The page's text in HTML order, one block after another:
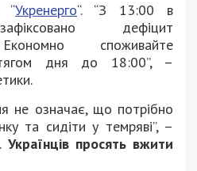
“Укренерго“. “З 13:00 в
дефіцит
споживайте
дня до 18:00”, –
не означає, що потрібно
та сидіти у темряві”, –
Українців просять вжити